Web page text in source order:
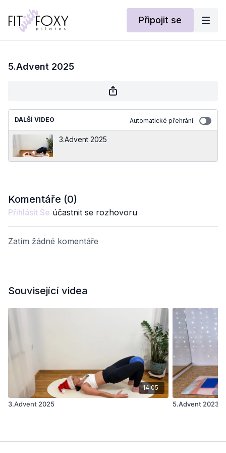
Připojit se
5.Advent 2025
DALŠÍ VIDEO Automatické přehrání
3.Advent 2025
Komentáře (0)
Přihlásit Se účastnit se rozhovoru
Zatím žádné komentáře
Související videa
14:05
3.Advent 2025 5.Advent 2023